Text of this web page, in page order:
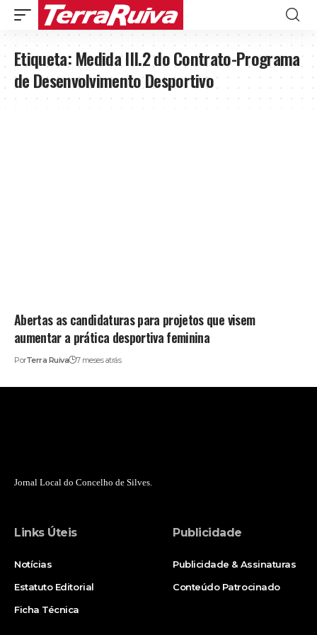
Etiqueta:Medida III.2 do Contrato-Programa
de Desenvolvimento Desportivo
Abertas as candidaturas para projetos que visem
aumentar a prática desportiva feminina
PorTerra Ruiva 7 meses atrás
Jornal Local do Concelho de Silves.
Links Úteis
Notícias
Estatuto Editorial
Ficha Técnica
Publicidade
Publicidade & Assinaturas
Conteúdo Patrocinado